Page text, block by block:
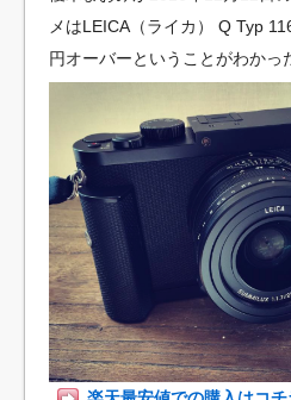
メはLEICA（ライカ） Q Typ
円オーバーということがわかっ